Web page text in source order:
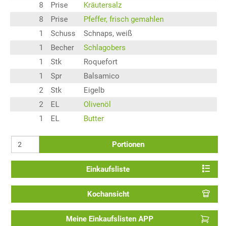
8
Prise
Kräutersalz
8
Prise
Pfeffer, frisch gemahlen
1
Schuss
Schnaps, weiß
1
Becher
Schlagobers
1
Stk
Roquefort
1
Spr
Balsamico
2
Stk
Eigelb
2
EL
Olivenöl
1
EL Butter
Portionen
Einkaufsliste
Kochansicht
Meine Einkaufslisten APP